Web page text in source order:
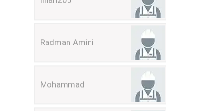
Radman Amini
Mohammad
Tavan